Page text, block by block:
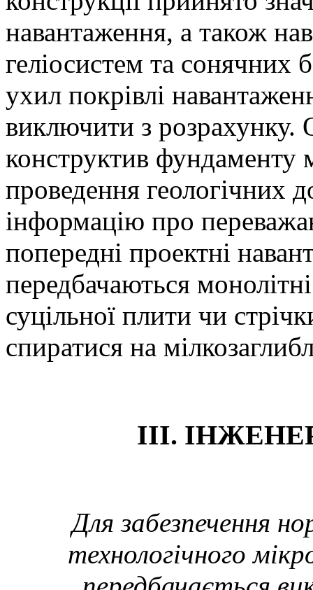
навантаження, а також
геліосистем та сонячних
ухил покрівлі
виключити з розрахунку.
конструктив фундаменту
проведення геологічних
інформацію про
попередні проектні
передбачаються
суцільної плити чи
спиратися на
ІІІ.
Для забезпечення
технологічного